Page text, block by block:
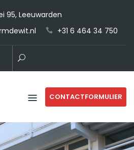
95, Leeuwarden
+31 6 464 34 750
CONTACTFORMULIER